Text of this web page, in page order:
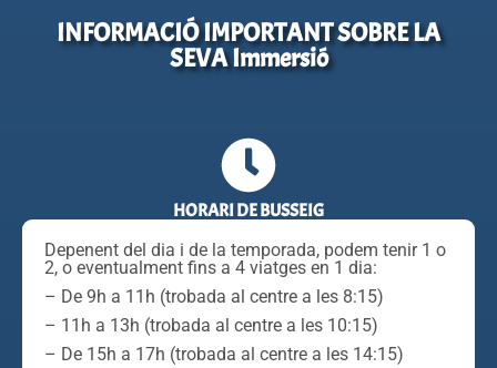
INFORMACIÓ IMPORTANT SOBRE LA
SEVA Immersió
HORARI DE BUSSEIG
Depenent del dia i de la temporada, podem tenir 1 o
2, o eventualment fins a 4 viatges en 1 dia:
– De 9h a 11h (trobada al centre a les 8:15)
– 11h a 13h (trobada al centre a les 10:15)
– De 15h a 17h (trobada al centre a les 14:15)